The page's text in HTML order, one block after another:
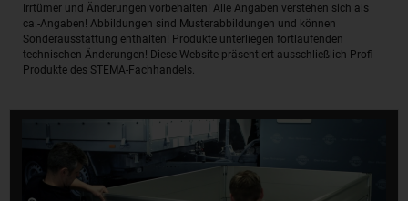
Irrtümer und Änderungen vorbehalten! Alle Angaben verstehen sich als
ca.-Angaben! Abbildungen sind Musterabbildungen und können
Sonderausstattung enthalten! Produkte unterliegen fortlaufenden
technischen Änderungen! Diese Website präsentiert ausschließlich Profi-
Produkte des STEMA-Fachhandels.